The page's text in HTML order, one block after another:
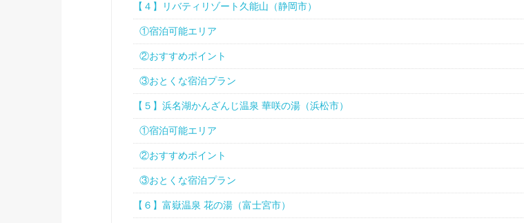
【４】リバティリゾート久能山（静岡市）
①宿泊可能エリア
②おすすめポイント
③おとくな宿泊プラン
【５】浜名湖かんざんじ温泉 華咲の湯（浜松市）
①宿泊可能エリア
②おすすめポイント
③おとくな宿泊プラン
【６】富嶽温泉 花の湯（富士宮市）